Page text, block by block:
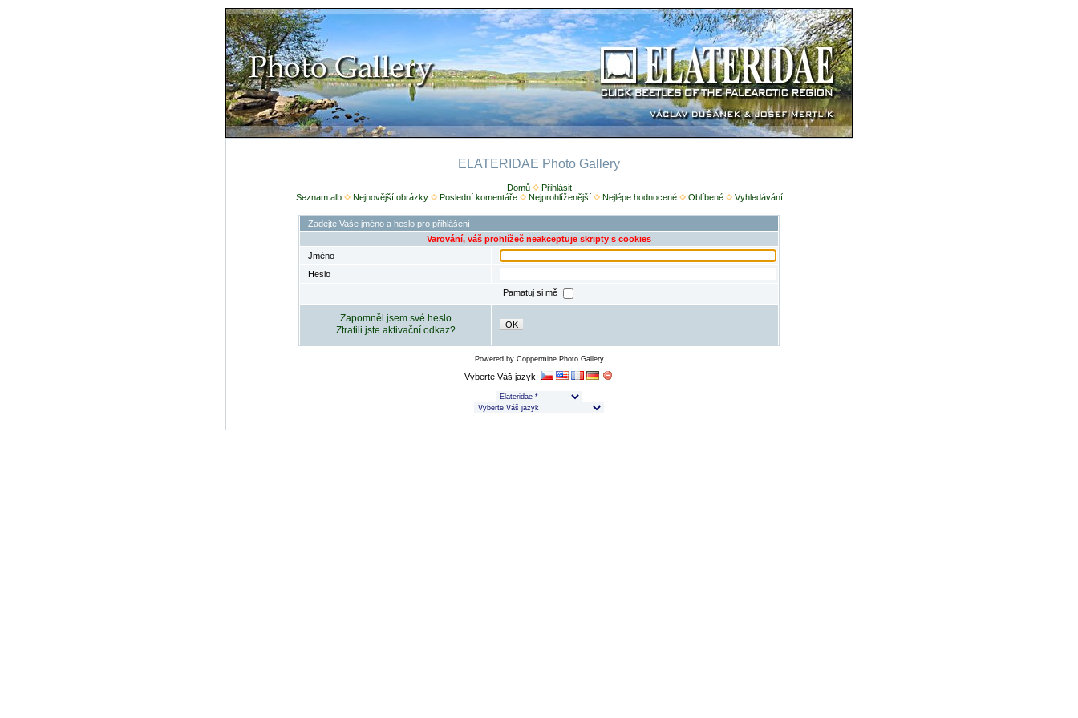
ELATERIDAE Photo Gallery
Domů
Přihlásit
Seznam alb
Nejnovější obrázky Poslední komentáře Nejprohlíženější Nejlépe hodnocené Oblíbené Vyhledávání
Zadejte Vaše jméno a heslo pro přihlášení
Varování, váš prohlížeč neakceptuje skripty s cookies
Jméno
Heslo
Pamatuj si mě
Zapomněl jsem své heslo
Ztratili jste aktivační odkaz?
OK
Powered by Coppermine Photo Gallery
Vyberte Váš jazyk: